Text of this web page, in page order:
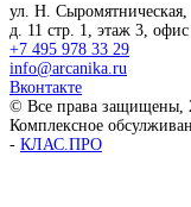
ул. Н. Сыромятническая,
д. 11 стр. 1, этаж 3,
+7 495 978 33 29
info@arcanika.ru
Вконтакте
© Все права защищены,
Комплексное
- КЛАС.ПРО